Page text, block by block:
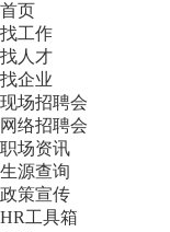
首页
找工作
找人才
找企业
现场招聘会
网络招聘会
职场资讯
生源查询
政策宣传
HR工具箱